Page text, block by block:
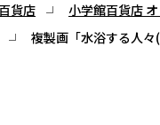
貨店
小学館百貨店
複製画「水浴する人